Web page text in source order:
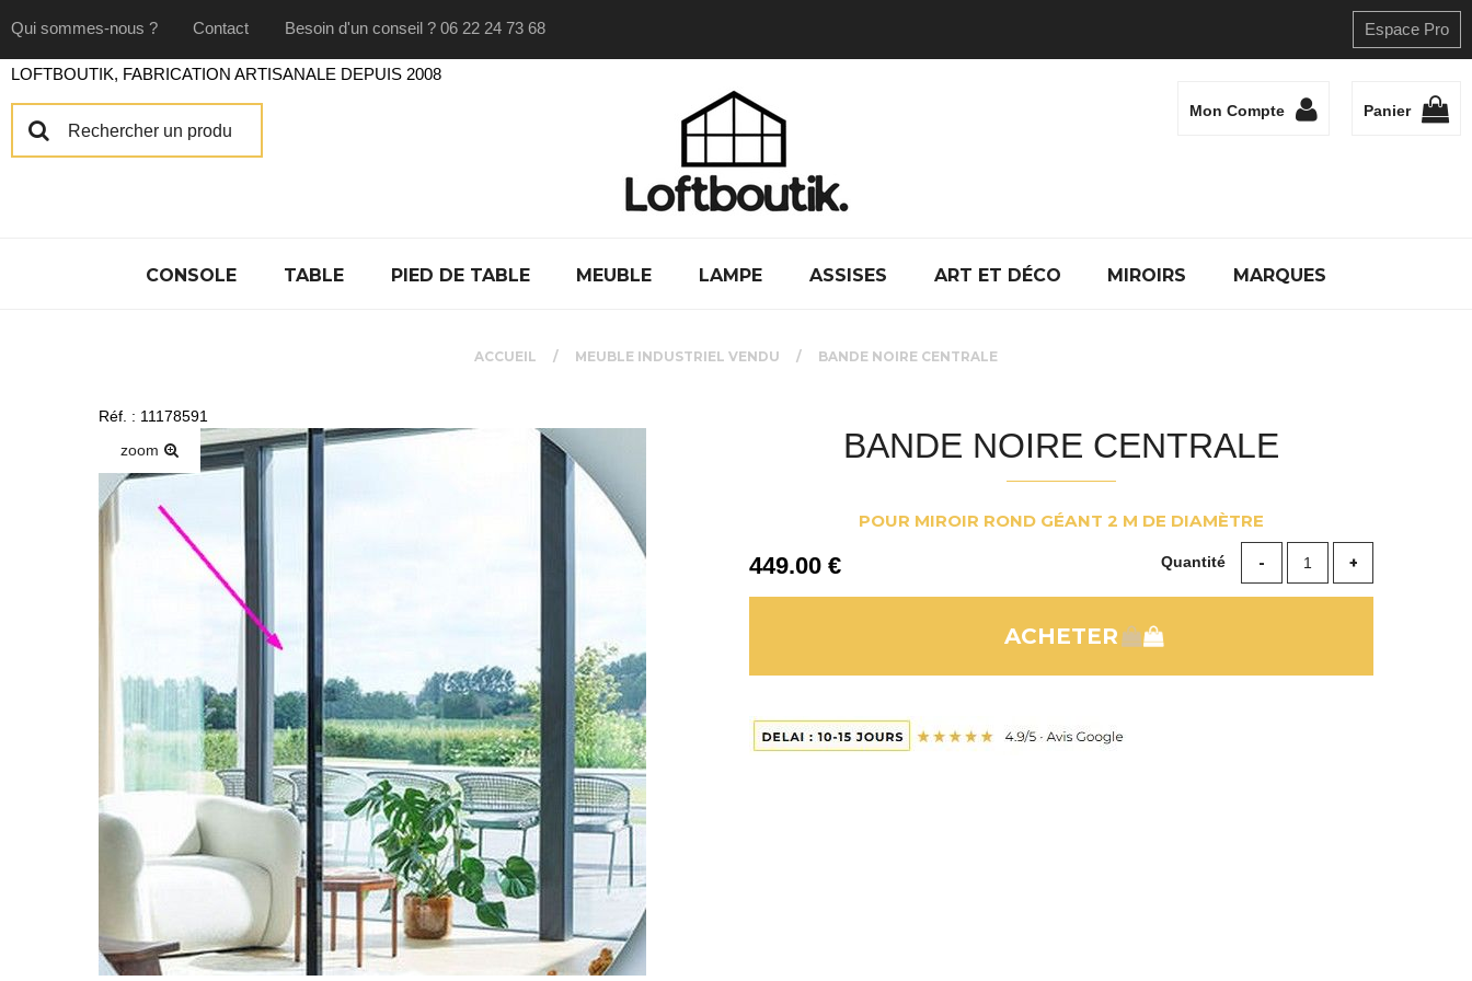
Qui sommes-nous ? Contact Besoin d'un conseil ? 06 22 24 73 68 Espace Pro
Mon Compte Panier
CONSOLE TABLE PIED DE TABLE MEUBLE LAMPE ASSISES ART ET DÉCO MIROIRS MARQUES
ACCUEIL MEUBLE INDUSTRIEL VENDU BANDE NOIRE CENTRALE
Réf. : 11178591
zoom
BANDE NOIRE CENTRALE
POUR MIROIR ROND GÉANT 2 M DE DIAMÈTRE
449.00€ Quantité
LOFTBOUTIK, FABRICATION ARTISANALE DEPUIS 2008